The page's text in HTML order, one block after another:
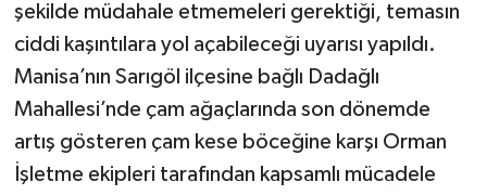
şekilde müdahale etmemeleri gerektiği, temasın
ciddi kaşıntılara yol açabileceği uyarısı yapıldı.
Manisa’nın Sarıgöl ilçesine bağlı Dadağlı
Mahallesi’nde çam ağaçlarında son dönemde
artış gösteren çam kese böceğine karşı Orman
İşletme ekipleri tarafından kapsamlı mücadele